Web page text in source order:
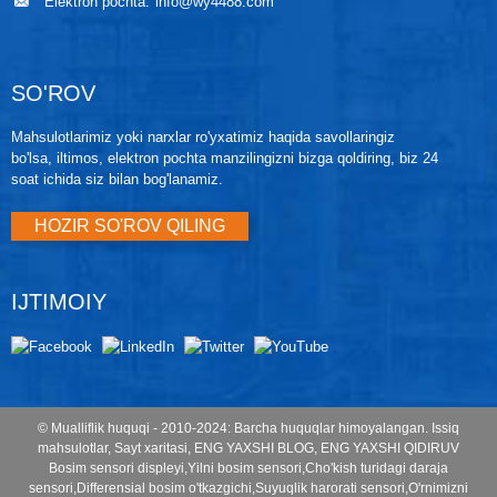
SO'ROV
Mahsulotlarimiz yoki narxlar ro'yxatimiz haqida savollaringiz
bo'lsa, iltimos, elektron pochta manzilingizni bizga qoldiring, biz 24
soat ichida siz bilan bog'lanamiz.
HOZIR SO'ROV QILING
IJTIMOIY
© Mualliflik huquqi - 2010-2024: Barcha huquqlar himoyalangan. Issiq
mahsulotlar, Sayt xaritasi, ENG YAXSHI BLOG, ENG YAXSHI QIDIRUV
Bosim sensori displeyi,Yilni bosim sensori,Cho'kish turidagi daraja
sensori,Differensial bosim o'tkazgichi,Suyuqlik harorati sensori,O'rnimizni